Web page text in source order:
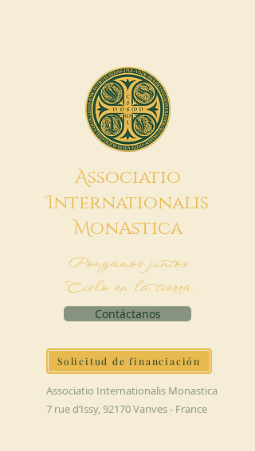
Associatio
Internationalis
MonAstica
Pongamos juntos
Cielo en la tierra
Contáctanos
Solicitud de financiación
Associatio Internationalis Monastica
7 rue d’Issy, 92170 Vanves - France